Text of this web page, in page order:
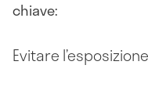
chiave:
Evitare